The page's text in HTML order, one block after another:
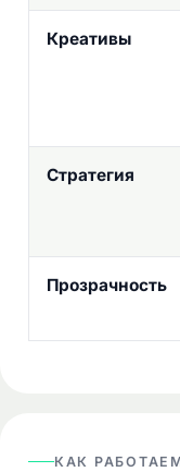
Креативы
Стратегия
Прозрачность
КАК